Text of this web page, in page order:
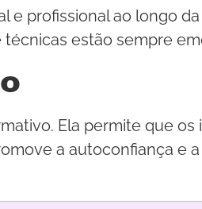
profissional ao longo
estão sempre
Ela permite que
a autoconfiança e